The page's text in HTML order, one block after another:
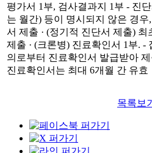
평가서 1부, 검사결과지 1부 - 진
는 월간) 등이 명시되지 않은 경
서 제출 · (정기적 진단서 제출)
제출 · (크론병) 진료확인서 1부. -
의로부터 진료확인서 발급받아
진료확인서는 최대 6개월 간 유효
목록보기